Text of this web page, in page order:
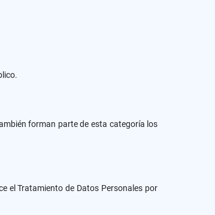
forman parte de esta categoría los
el Tratamiento de Datos Personales por